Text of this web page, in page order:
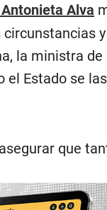
Alva
la ministra
Estado se
que